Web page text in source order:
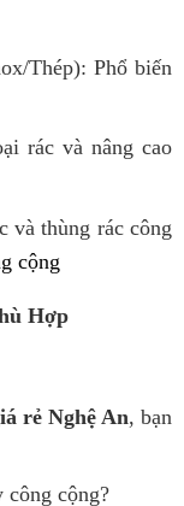
Thép): Phổ biến
rác và nâng cao
và thùng rác công
cộng
Hợp
rẻ Nghệ An, bạn
công cộng?